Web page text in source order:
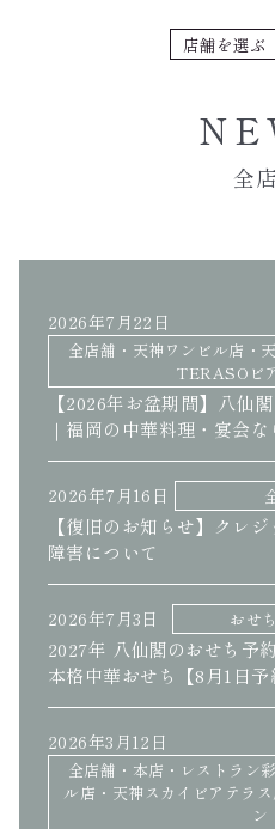
全
2026年7月22日
全店舗・天神ワンビル店・
TERASOビ
【2026年お盆期間】八仙
｜福岡の中華料理・宴会
2026年7月16日
【復旧のお知らせ】クレ
障害について
2026年7月3日 おせ
2027年 八仙閣のおせち予
本格中華おせち【8月1日予
2026年3月12日
全店舗・本店・レストラン
ル店・天神スカイビアテラ
ン